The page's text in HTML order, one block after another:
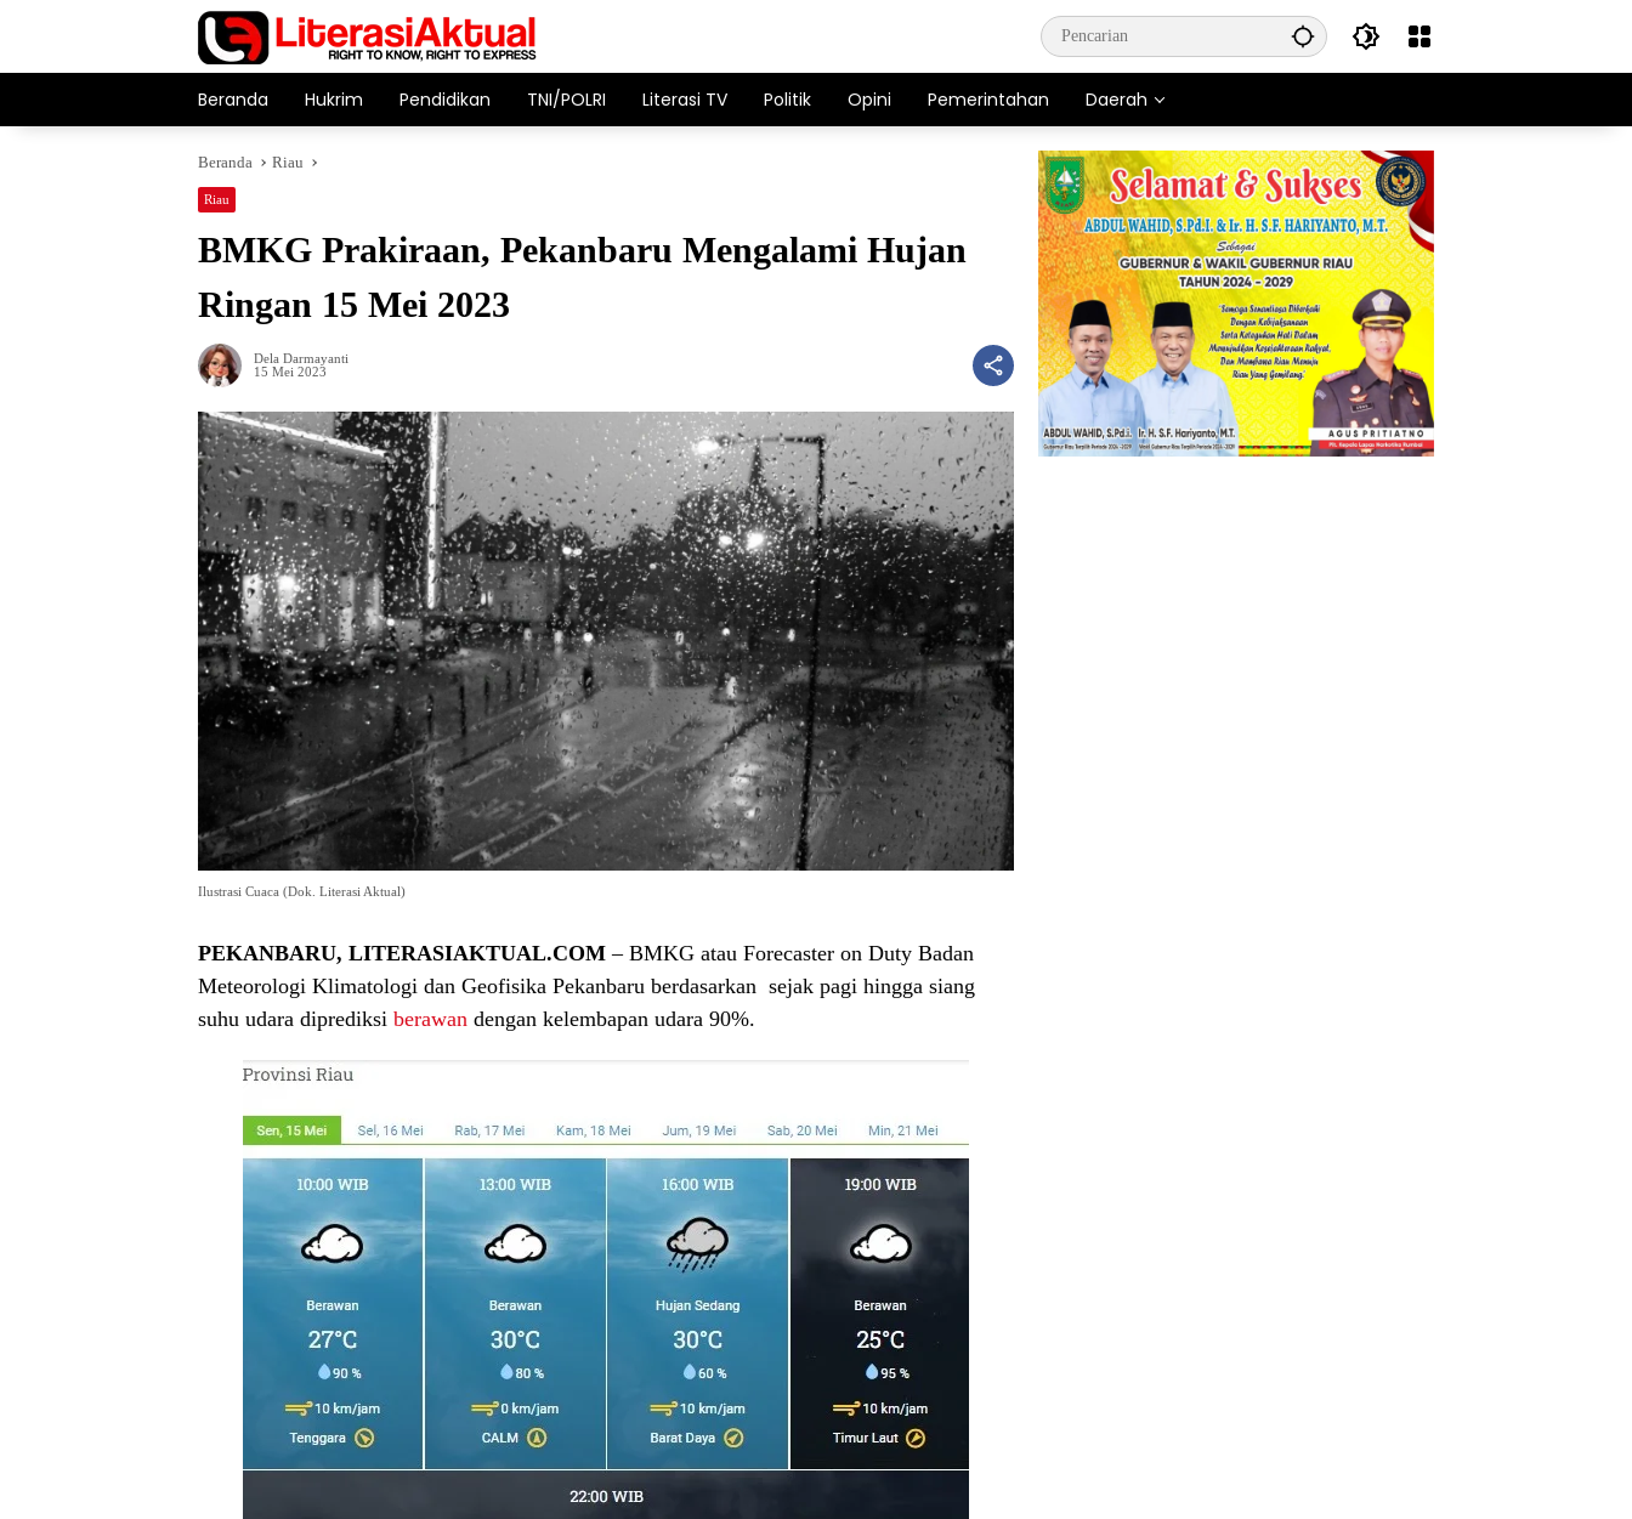
Beranda Hukrim Pendidikan TNI/POLRI Literasi TV Politik Opini Pemerintahan Daerah
Beranda Riau
Riau
BMKG Prakiraan, Pekanbaru Mengalami Hujan
Ringan 15 Mei 2023
Dela Darmayanti
15 Mei 2023
Ilustrasi Cuaca (Dok. Literasi Aktual)
PEKANBARU, LITERASIAKTUAL.COM – BMKG atau Forecaster on Duty Badan
Meteorologi Klimatologi dan Geofisika Pekanbaru berdasarkan sejak pagi hingga siang
suhu udara diprediksi berawan dengan kelembapan udara 90%.